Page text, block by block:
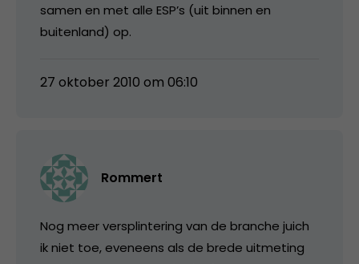
samen en met alle ESP’s (uit binnen en
buitenland) op.
27 oktober 2010 om 06:10
Rommert
Nog meer versplintering van de branche juich
ik niet toe, eveneens als de brede uitmeting